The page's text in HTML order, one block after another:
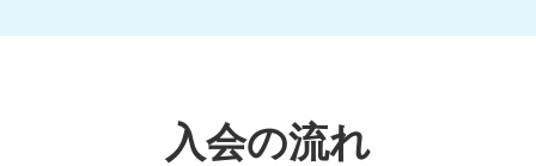
入会の流れ